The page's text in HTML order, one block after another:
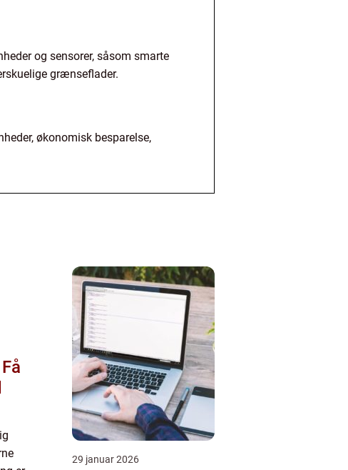
og sensorer, såsom smarte
grænseflader.
økonomisk besparelse,
29 januar 2026